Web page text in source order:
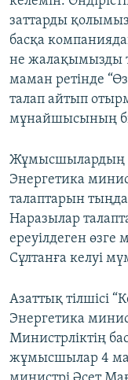
заттарды
басқа
не жалақымызды
маман ретінде
талап айтып
мұнайшысының
Жұмысшылардың
Энергетика
талаптарын
Наразылар
ереуілдеген
Сұлтанға келуі
Азаттық тілшісі
Энергетика
Министрліктің
жұмысшылар 4